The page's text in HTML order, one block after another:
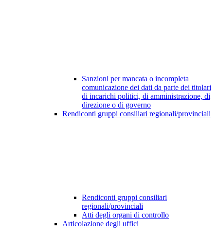
Sanzioni per mancata o incompleta
comunicazione dei dati da parte dei titolari
di incarichi politici, di amministrazione, di
direzione o di governo
Rendiconti gruppi consiliari regionali/provinciali
Rendiconti gruppi consiliari
regionali/provinciali
Atti degli organi di controllo
Articolazione degli uffici